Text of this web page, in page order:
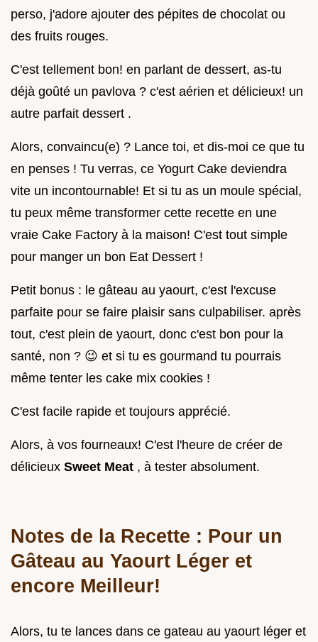
perso, j'adore ajouter des pépites de chocolat ou
des fruits rouges.
C'est tellement bon! en parlant de dessert, as-tu
déjà goûté un pavlova ? c'est aérien et délicieux! un
autre parfait dessert .
Alors, convaincu(e) ? Lance toi, et dis-moi ce que tu
en penses ! Tu verras, ce Yogurt Cake deviendra
vite un incontournable! Et si tu as un moule spécial,
tu peux même transformer cette recette en une
vraie Cake Factory à la maison! C'est tout simple
pour manger un bon Eat Dessert !
Petit bonus : le gâteau au yaourt, c'est l'excuse
parfaite pour se faire plaisir sans culpabiliser. après
tout, c'est plein de yaourt, donc c'est bon pour la
santé, non ? 😉 et si tu es gourmand tu pourrais
même tenter les cake mix cookies !
C'est facile rapide et toujours apprécié.
Alors, à vos fourneaux! C'est l'heure de créer de
délicieux Sweet Meat , à tester absolument.
Notes de la Recette : Pour un
Gâteau au Yaourt Léger et
encore Meilleur!
Alors, tu te lances dans ce gateau au yaourt léger et